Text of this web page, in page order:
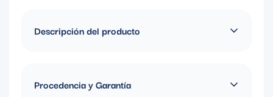
Descripción del producto
1.52MM, C: 860KG; Modelo: FPAG
Procedencia y Garantía